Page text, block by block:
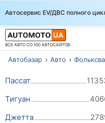
Автосервис EV/ДВС полного
ВСЕ АВТО СО 100 АВТОСАЙТОВ
Автобазар Авто
Пассат
Тигуан
Джетта